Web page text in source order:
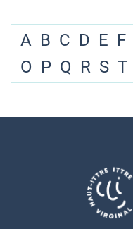
A B C D E F
O P Q R S T